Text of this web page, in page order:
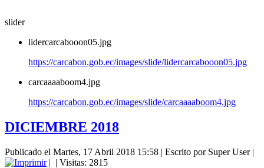
slider
lidercarcabooon05.jpg
https://carcabon.gob.ec/images/slide/lidercarcabooon05.jpg
carcaaaaboom4.jpg
https://carcabon.gob.ec/images/slide/carcaaaaboom4.jpg
DICIEMBRE 2018
Publicado el Martes, 17 Abril 2018 15:58 | Escrito por Super User|
| | Visitas: 2815